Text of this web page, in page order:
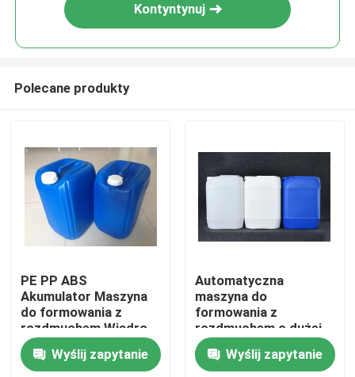
Dom
O nas
Łączność
Kontyntynuj
Polecane produkty
PE PP ABS
Akumulator Maszyna
do formowania z
rozdmuchem Wiadro
do układania w stosy
30 l Wyślij zapytanie
Automatyczna
maszyna do
formowania z
rozdmuchem o dużej
prędkości do 20-
litrowego wiadra do
Wyślij zapytanie